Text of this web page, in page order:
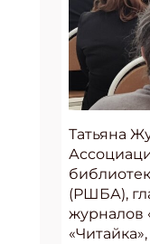
Татьяна
(РШБА),
журналов